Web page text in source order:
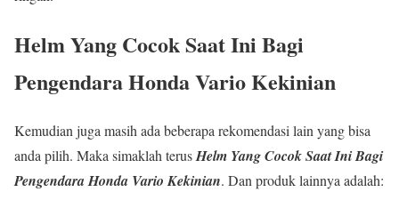
Helm Yang Cocok Saat Ini Bagi
Pengendara Honda Vario Kekinian
Kemudian juga masih ada beberapa rekomendasi lain yang bisa
anda pilih. Maka simaklah terusHelm Yang Cocok Saat Ini Bagi
Pengendara Honda Vario Kekinian. Dan produk lainnya adalah: